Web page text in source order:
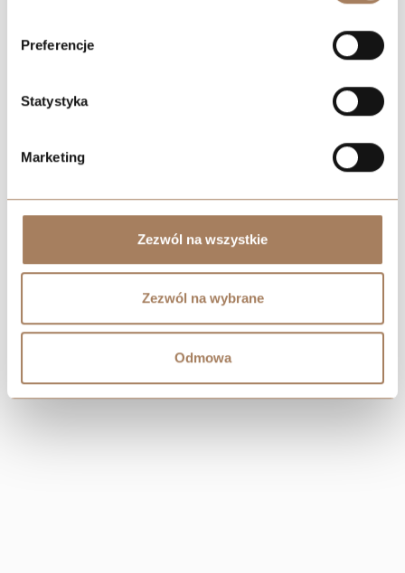
Preferencje
Statystyka
Marketing
Zezwól na wszystkie
Zezwól na wybrane
Odmowa